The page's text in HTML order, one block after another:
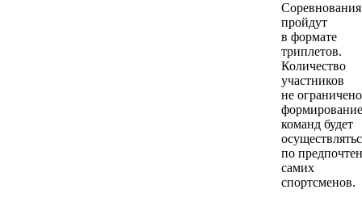
Соревнования
пройдут
в формате
триплетов.
Количество
участников
не
формирование
команд будет
по
самих
спортсменов.